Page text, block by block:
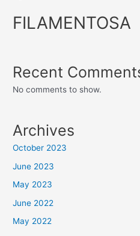
FILAMENTOSA
Recent
No comments to show.
Archives
October 2023
June 2023
May 2023
June 2022
May 2022